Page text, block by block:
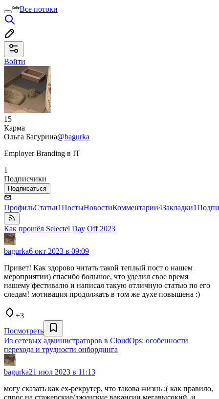
Все потоки
Войти
15
Карма
Ольга Багурина@bagurka
Employer Branding в IT
1
Подписчики
Подписаться
ПрофильСтатьи1ПостыНовостиКомментарии4Закладки1
Как прошёл Selectel Day Off 2023
bagurka6 окт 2023 в 09:09
Привет! Как здорово читать такой теплый пост о нашем
мероприятии) спасибо большое, что уделил свое время
нашему фестивалю и написал такую отличную статью по его
следам! мотивация продолжать в том же духе повышена :)
+3
Посмотреть
Из сетевых администраторов в CloudOps: особенности
перехода и трудности онбординга
bagurka21 июл 2023 в 11:13
могу сказать как ex-рекрутер, что такова жизнь :( как правило,
спрос на стажерские/джунские вакансии мегавысокий, и